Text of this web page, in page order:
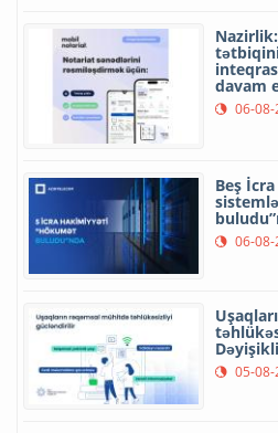
davam
06-
Beş
06-
05-